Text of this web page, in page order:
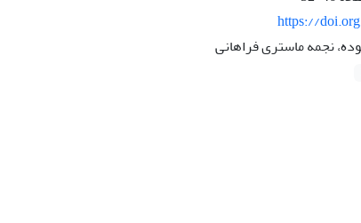
https://
نجمه ماستری فراهانی